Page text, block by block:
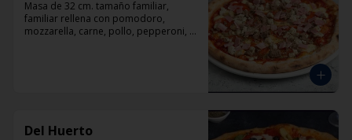
Masa de 32 cm. tamaño familiar,
familiar rellena con pomodoro,
mozzarella, carne, pollo, pepperoni,
Del Huerto